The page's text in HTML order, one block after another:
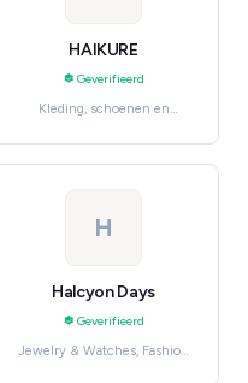
HAIKURE
Geverifieerd
Kleding, schoenen en
Fashion
H
Halcyon Days
Geverifieerd
Jewelry & Watches, Fashion